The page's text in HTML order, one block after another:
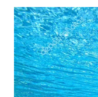
WN
BINJAI
WN
CIREBON